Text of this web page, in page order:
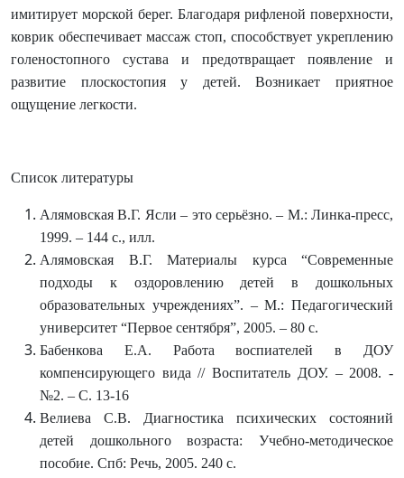
имитирует морской берег. Благодаря рифленой поверхности,
коврик обеспечивает массаж стоп, способствует укреплению
голеностопного сустава и предотвращает появление и
развитие плоскостопия у детей. Возникает приятное
ощущение легкости.
Список литературы
Алямовская В.Г. Ясли – это серьёзно. – М.: Линка-пресс,
1999. – 144 с., илл.
Алямовская В.Г. Материалы курса “Современные
подходы к оздоровлению детей в дошкольных
образовательных учреждениях”. – М.: Педагогический
университет “Первое сентября”, 2005. – 80 с.
Бабенкова Е.А. Работа воспиателей в ДОУ
компенсирующего вида // Воспитатель ДОУ. – 2008. -
№2. – С. 13-16
Велиева С.В. Диагностика психических состояний
детей дошкольного возраста: Учебно-методическое
пособие. Спб: Речь, 2005. 240 с.